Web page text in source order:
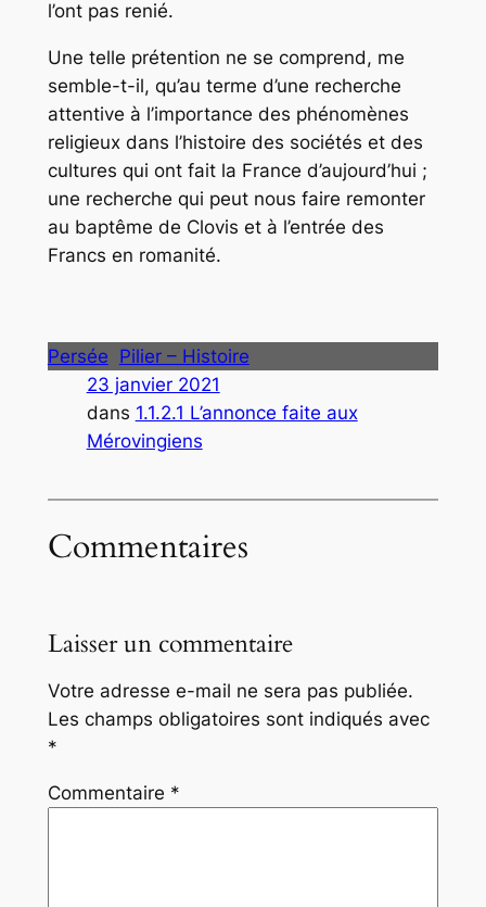
l’ont pas renié.
Une telle prétention ne se comprend, me
semble-t-il, qu’au terme d’une recherche
attentive à l’importance des phénomènes
religieux dans l’histoire des sociétés et des
cultures qui ont fait la France d’aujourd’hui ;
une recherche qui peut nous faire remonter
au baptême de Clovis et à l’entrée des
Francs en romanité.
Persée Pilier – Histoire
23 janvier 2021
dans 1.1.2.1 L’annonce faite aux
Mérovingiens
Commentaires
Laisser un commentaire
Votre adresse e-mail ne sera pas publiée.
Les champs obligatoires sont indiqués avec
*
Commentaire *